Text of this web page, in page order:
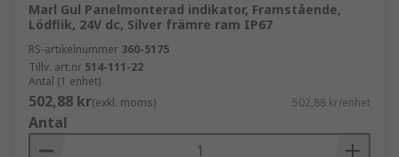
Marl Gul Panelmonterad indikator, Framstående,
Lödflik, 24V dc, Silver främre ram IP67
RS-artikelnummer 360-5175
Tillv. art.nr 514-111-22
Antal (1 enhet)
502,88 kr(exkl. moms) 502,88 kr/enhet
Antal